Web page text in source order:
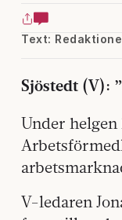
Text:
Sjöstedt (V):
Under
V-ledaren